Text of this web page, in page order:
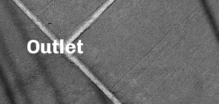
Outlet